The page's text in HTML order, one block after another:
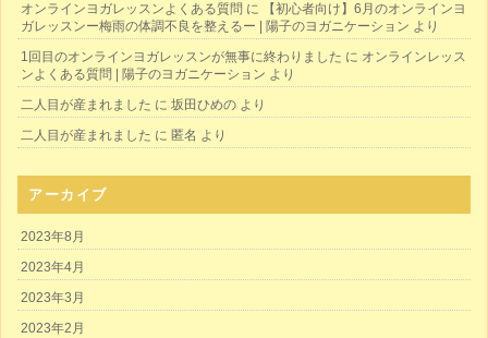
オンラインヨガレッスンよくある質問 に
【初心者向け】6月のオンラインヨ
ガレッスンー梅雨の体調不良を整えるー | 陽子のヨガニケーション より
1回目のオンラインヨガレッスンが無事に終わりました に オンラインレッス
ンよくある質問 | 陽子のヨガニケーション より
二人目が産まれました に 坂田ひめの より
二人目が産まれました に 匿名 より
アーカイブ
2023年8月
2023年4月
2023年3月
2023年2月